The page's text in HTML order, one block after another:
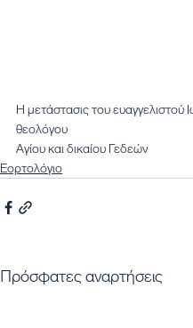
Η μετάστασις του ευαγγελιστού
θεολόγου
Αγίου και δικαίου Γεδεών
Εορτολόγιο
Πρόσφατες αναρτήσεις